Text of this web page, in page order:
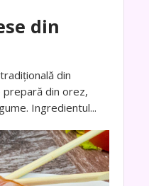
din
din
prepară din orez,
Ingredientul...